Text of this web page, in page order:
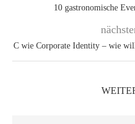
10 gastronomische
C wie Corporate Identity – wie